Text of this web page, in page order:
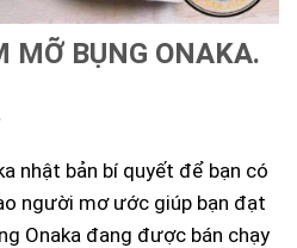
MỠ BỤNG ONAKA.
Giá
tại
là:
350.000₫.
nhật bản bí quyết để bạn có
người mơ ước giúp bạn đạt
Onaka đang được bán chạy